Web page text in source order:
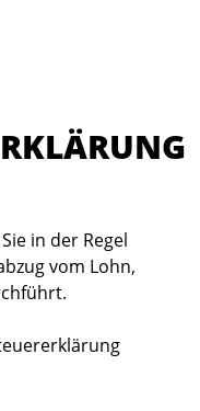
in der Regel
vom Lohn,